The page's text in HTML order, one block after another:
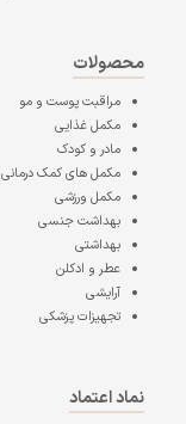
محصولات
مراقبت پوست و مو
مکمل غذایی
مادر و کودک
مکمل های کمک درمانی
مکمل ورزشی
بهداشت جنسی
بهداشتی
عطر و ادکلن
آرایشی
تجهیزات پزشکی
نماد اعتماد